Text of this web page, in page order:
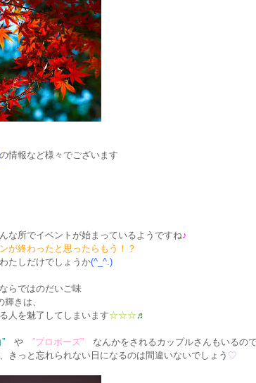
の情報など様々でございます
な所でイベントが始まっているようですね♪
が終わったと思ったらもう！？
たしだけでしょうか(^_^.)
らではのだいご味
きは、
人を魅了してしまいます☆☆☆♬
や ”プロポーズ” なんかをされるカップルさんもいるの
きっと忘れられない日になるのは間違いないでしょう ♡